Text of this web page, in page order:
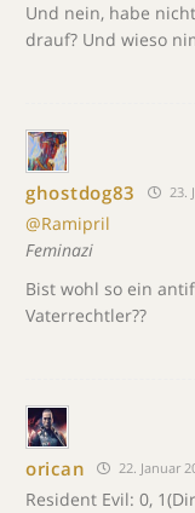
Und nein, habe
drauf? Und wieso
ghostdog83 23.
@Ramipril
Feminazi
Bist wohl so ein
Vaterrechtler??
orican 22. Januar
Resident Evil: 0,